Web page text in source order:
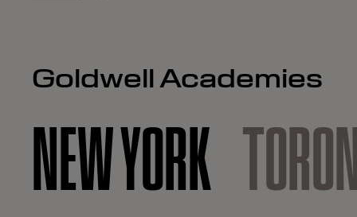
Goldwell Academies
NEW YORK